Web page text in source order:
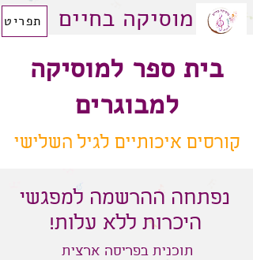
מוסיקה בחיים תפריט
בית ספר למוסיקה
למבוגרים
קורסים איכותיים לגיל השלישי
נפתחה ההרשמה למפגשי
היכרות ללא עלות!
תוכנית בפריסה ארצית